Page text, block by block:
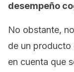
desempeño
No obstante,
de un producto
en cuenta que